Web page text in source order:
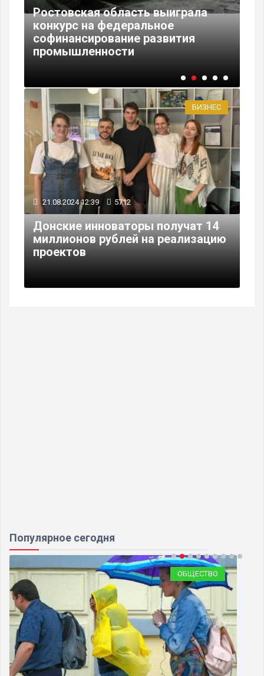
Ростовская область выиграла
конкурс на федеральное
софинансирование развития
промышленности
БИЗНЕС
21.08.2024 12:39 5712
Донские инноваторы получат 14
миллионов рублей на реализацию
проектов
Популярное сегодня
ОБЩЕСТВО